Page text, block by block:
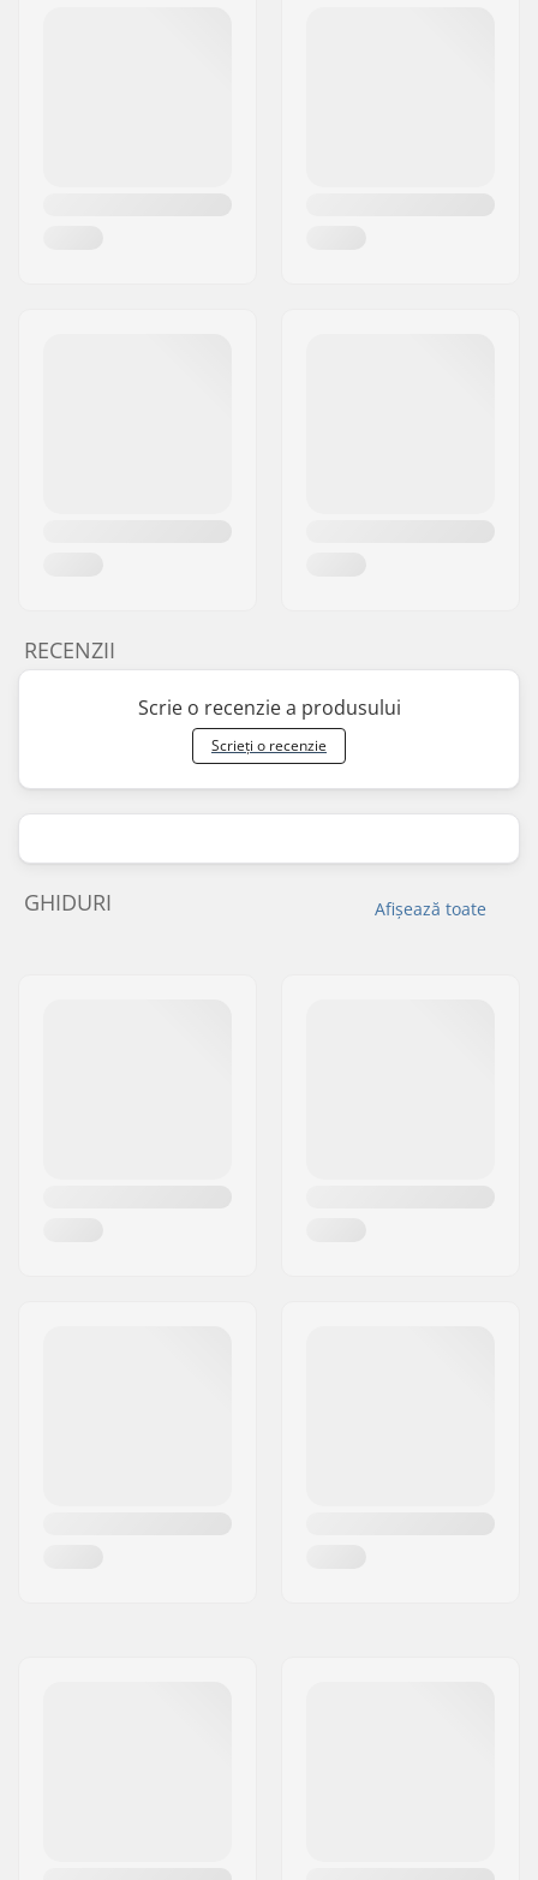
RECENZII
Scrie o recenzie a produsului
Scrieți o recenzie
Afișează toate
GHIDURI